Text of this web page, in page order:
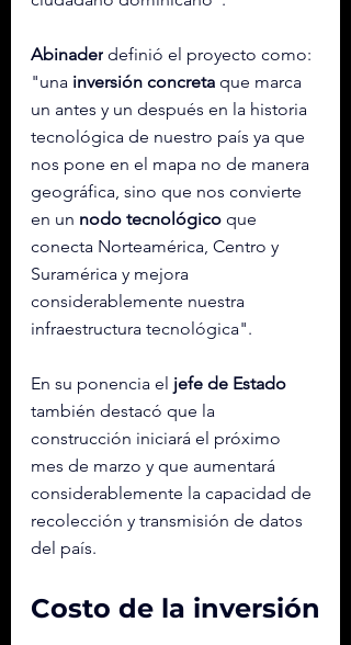
Abinader definió el proyecto como:
"una inversión concreta que marca
un antes y un después en la historia
tecnológica de nuestro país ya que
nos pone en el mapa no de manera
geográfica, sino que nos convierte
en un nodo tecnológico que
conecta Norteamérica, Centro y
Suramérica y mejora
considerablemente nuestra
infraestructura tecnológica".
En su ponencia el jefe de Estado
también destacó que la
construcción iniciará el próximo
mes de marzo y que aumentará
considerablemente la capacidad de
recolección y transmisión de datos
del país.
Costo de la inversión